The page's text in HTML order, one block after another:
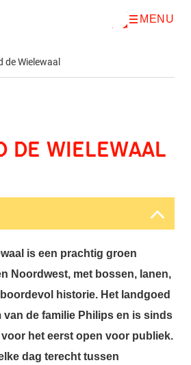
O
MENU
de Wielewaal
de Wielewaal
is een prachtig groen
Noordwest, met bossen, lanen,
historie. Het landgoed
van de familie Philips en is sinds
het eerst open voor publiek.
dag terecht tussen